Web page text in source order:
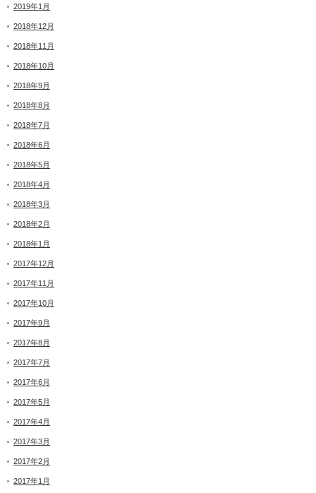
2019年1月
2018年12月
2018年11月
2018年10月
2018年9月
2018年8月
2018年7月
2018年6月
2018年5月
2018年4月
2018年3月
2018年2月
2018年1月
2017年12月
2017年11月
2017年10月
2017年9月
2017年8月
2017年7月
2017年6月
2017年5月
2017年4月
2017年3月
2017年2月
2017年1月